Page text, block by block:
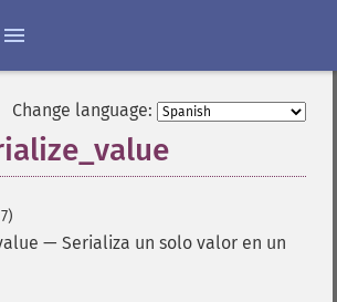
Change language:
— Serializa un solo valor en un